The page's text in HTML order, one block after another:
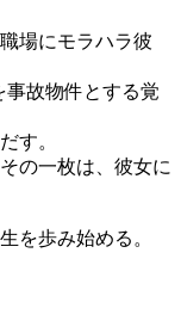
場にモラハラ彼
事故物件とする覚
す。
の一枚は、彼女に
を歩み始める。